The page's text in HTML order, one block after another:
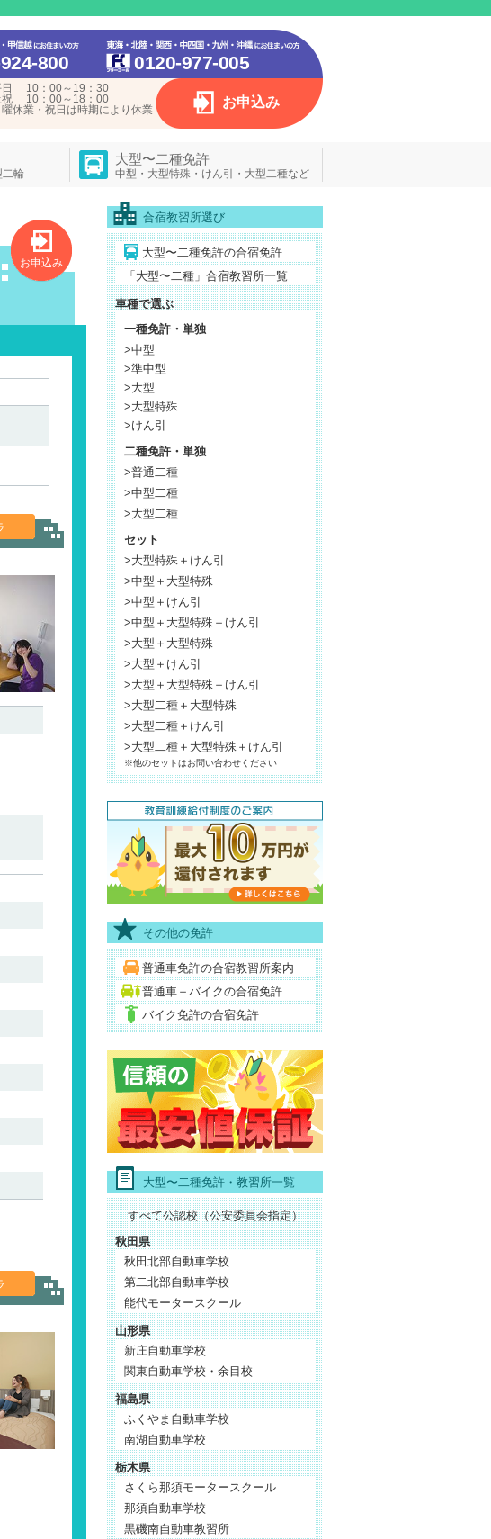
800 0120-977-005
日 10：00～19：30
祝 10：00～18：00
曜休業・祝日は時期により休業
お申込み
輪
大型〜二種免許
中型・大型特殊・けん引・大型二種など
お申込み
合宿教習所選び
大型〜二種免許の合宿免許
「大型〜二種」合宿教習所一覧
車種で選ぶ
一種免許・単独
>中型
>準中型
>大型
>大型特殊
>けん引
二種免許・単独
>普通二種
>中型二種
>大型二種
セット
>大型特殊＋けん引
>中型＋大型特殊
>中型＋けん引
>中型＋大型特殊＋けん引
>大型＋大型特殊
>大型＋けん引
>大型＋大型特殊＋けん引
>大型二種＋大型特殊
>大型二種＋けん引
>大型二種＋大型特殊＋けん引
※他のセットはお問い合わせください
その他の免許
普通車免許の合宿教習所案内
普通車＋バイクの合宿免許
バイク免許の合宿免許
大型〜二種免許・教習所一覧
すべて公認校（公安委員会指定）
秋田県
秋田北部自動車学校
第二北部自動車学校
能代モータースクール
山形県
新庄自動車学校
関東自動車学校・余目校
福島県
ふくやま自動車学校
南湖自動車学校
栃木県
さくら那須モータースクール
那須自動車学校
黒磯南自動車教習所